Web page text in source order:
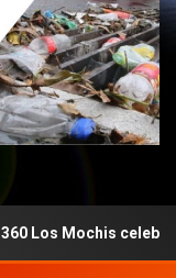
7mo.